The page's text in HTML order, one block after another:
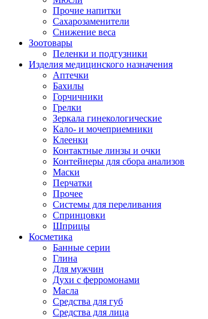
Прочие напитки
Сахарозаменители
Снижение веса
Зоотовары
Пеленки и подгузники
Изделия медицинского назначения
Аптечки
Бахилы
Горчичники
Грелки
Зеркала гинекологические
Кало- и мочеприемники
Клеенки
Контактные линзы и очки
Контейнеры для сбора анализов
Маски
Перчатки
Прочее
Системы для переливания
Спринцовки
Шприцы
Косметика
Банные серии
Глина
Для мужчин
Духи с ферромонами
Масла
Средства для губ
Средства для лица